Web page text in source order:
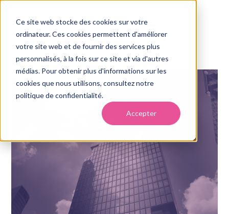
Ce site web stocke des cookies sur votre
ordinateur. Ces cookies permettent d'améliorer
votre site web et de fournir des services plus
personnalisés, à la fois sur ce site et via d'autres
médias. Pour obtenir plus d'informations sur les
cookies que nous utilisons, consultez notre
politique de confidentialité.
Accepter